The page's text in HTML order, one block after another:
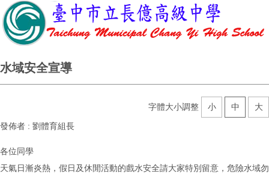
水域安全宣導
字體大小調整 小 中
大
發佈者 : 劉體育組長
各位同學
天氣日漸炎熱，假日及休閒活動的戲水安全請大家特別留意，危險水域勿